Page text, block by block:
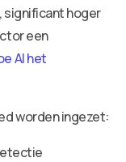
significant hoger
een
AI het
worden ingezet: